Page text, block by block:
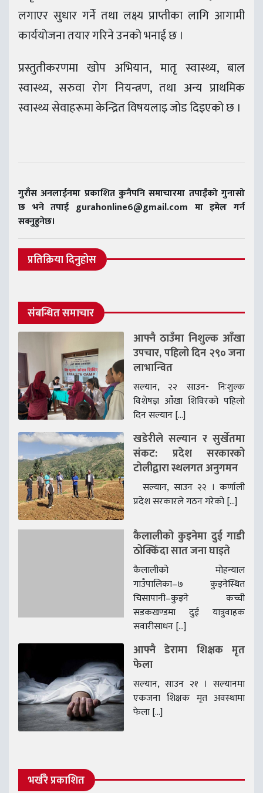
लगाएर सुधार गर्ने तथा लक्ष्य प्राप्तीका लागि आगामी
कार्ययोजना तयार गरिने उनको भनाई छ ।
प्रस्तुतीकरणमा खोप अभियान, मातृ स्वास्थ्य, बाल
स्वास्थ्य, सरुवा रोग नियन्त्रण, तथा अन्य प्राथमिक
स्वास्थ्य सेवाहरूमा केन्द्रित विषयलाइ जोड दिइएको छ ।
गुराँस अनलाईनमा प्रकाशित कुनैपनि समाचारमा तपाईंको गुनासो
छ भने तपाई gurahonline6@gmail.com मा इमेल गर्न
सक्नुहुनेछ।
प्रतिक्रिया दिनुहोस
संबन्धित समाचार
आफ्नै ठाउँमा निशुल्क आँखा
उपचार, पहिलो दिन २९० जना
लाभान्वित
सल्यान, २२ साउन- निःशुल्क
विशेषज्ञ आँखा शिविरको पहिलो
दिन सल्यान […]
खडेरीले सल्यान र सुर्खेतमा
संकट: प्रदेश सरकारको
टोलीद्वारा स्थलगत अनुगमन
सल्यान, साउन २२ । कर्णाली
प्रदेश सरकारले गठन गरेको […]
कैलालीको कुइनेमा दुई गाडी
ठोक्किँदा सात जना घाइते
कैलालीको मोहन्याल
गाउँपालिका–७ कुइनेस्थित
चिसापानी–कुइने कच्ची
सडकखण्डमा दुई यात्रुवाहक
सवारीसाधन […]
आफ्नै डेरामा शिक्षक मृत
फेला
सल्यान, साउन २१ । सल्यानमा
एकजना शिक्षक मृत अवस्थामा
फेला […]
भर्खरै प्रकाशित